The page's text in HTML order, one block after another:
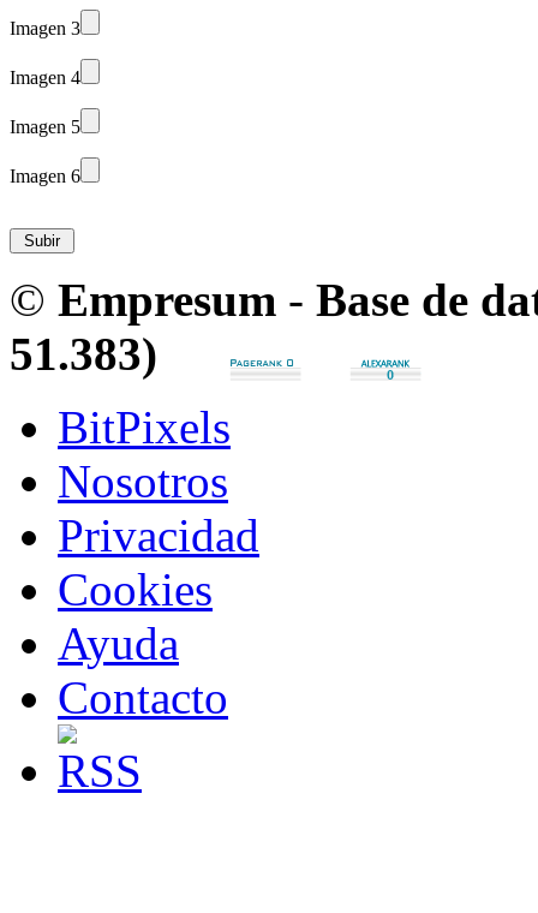
Imagen 3
Imagen 4
Imagen 5
Imagen 6
© Empresum - Base de
51.383)
BitPixels
Nosotros
Privacidad
Cookies
Ayuda
Contacto